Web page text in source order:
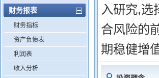
财务报表
财务指标
资产负债表
利润表
收入分析
入研究,选
合风险的
期稳健增值